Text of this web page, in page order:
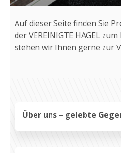
Auf dieser Seite finden Sie
der VEREINIGTE HAGEL
stehen wir Ihnen gerne zur
Über uns – gelebte